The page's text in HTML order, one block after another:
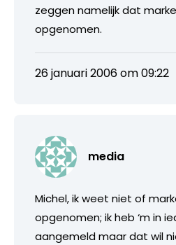
zeggen namelijk dat
opgenomen.
26 januari 2006 om 09:22
media
Michel, ik weet niet of
opgenomen; ik heb ‘m in
aangemeld maar dat wil